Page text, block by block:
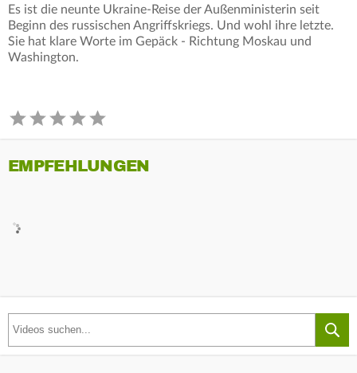
Es ist die neunte Ukraine-Reise der Außenministerin seit
Beginn des russischen Angriffskriegs. Und wohl ihre letzte.
Sie hat klare Worte im Gepäck - Richtung Moskau und
Washington.
EMPFEHLUNGEN